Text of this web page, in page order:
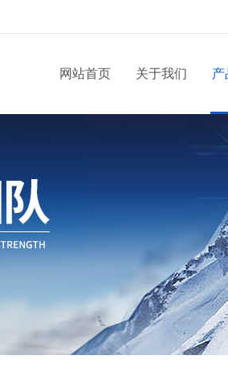
网站首页 关于我们 产